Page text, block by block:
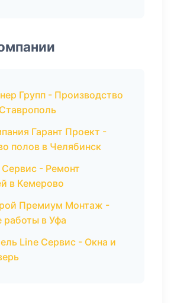
Групп - Производство
Гарант Проект -
полов в Челябинск
- Ремонт
в Кемерово
Премиум Монтаж -
в Уфа
Line Сервис - Окна и